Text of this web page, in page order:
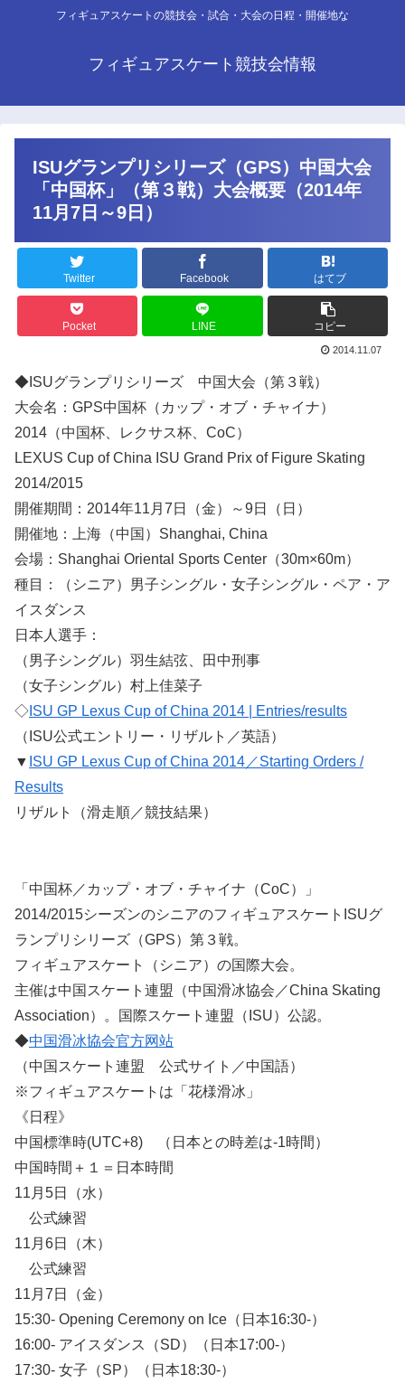
フィギュアスケートの競技会・試合・大会の日程・開催地な
フィギュアスケート競技会情報
ISUグランプリシリーズ（GPS）中国大会
「中国杯」（第３戦）大会概要（2014年
11月7日～9日）
Twitter Facebook はてブ
Pocket LINE コピー
2014.11.07
◆ISUグランプリシリーズ 中国大会（第３戦）
大会名：GPS中国杯（カップ・オブ・チャイナ）
2014（中国杯、レクサス杯、CoC）
LEXUS Cup of China ISU Grand Prix of Figure Skating
2014/2015
開催期間：2014年11月7日（金）～9日（日）
開催地：上海（中国）Shanghai, China
会場：Shanghai Oriental Sports Center（30m×60m）
種目：（シニア）男子シングル・女子シングル・ペア・ア
イスダンス
日本人選手：
（男子シングル）羽生結弦、田中刑事
（女子シングル）村上佳菜子
◇ ISU GP Lexus Cup of China 2014 | Entries/results
（ISU公式エントリー・リザルト／英語）
▼ ISU GP Lexus Cup of China 2014／Starting Orders /
Results
リザルト（滑走順／競技結果）
「中国杯／カップ・オブ・チャイナ（CoC）」
2014/2015シーズンのシニアのフィギュアスケートISUグ
ランプリシリーズ（GPS）第３戦。
フィギュアスケート（シニア）の国際大会。
主催は中国スケート連盟（中国滑冰協会／China Skating
Association）。国際スケート連盟（ISU）公認。
◆中国滑冰協会官方网站
（中国スケート連盟 公式サイト／中国語）
※フィギュアスケートは「花様滑冰」
《日程》
中国標準時(UTC+8) （日本との時差は-1時間）
中国時間＋１＝日本時間
11月5日（水）
公式練習
11月6日（木）
公式練習
11月7日（金）
15:30- Opening Ceremony on Ice（日本16:30-）
16:00- アイスダンス（SD）（日本17:00-）
17:30- 女子（SP）（日本18:30-）